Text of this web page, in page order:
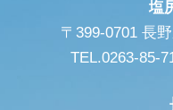
塩
〒399-0701 長
TEL.0263-85-